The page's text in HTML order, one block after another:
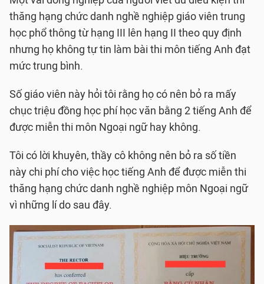
thăng hạng chức danh nghề nghiệp giáo viên trung
học phổ thông từ hạng III lên hạng II theo quy định
nhưng họ không tự tin làm bài thi môn tiếng Anh đạt
mức trung bình.
Số giáo viên này hỏi tôi rằng họ có nên bỏ ra mấy
chục triệu đồng học phí học văn bằng 2 tiếng Anh để
được miễn thi môn Ngoại ngữ hay không.
Tôi có lời khuyên, thầy cô không nên bỏ ra số tiền
này chi phí cho việc học tiếng Anh để được miễn thi
thăng hạng chức danh nghề nghiệp môn Ngoại ngữ
vì những lí do sau đây.